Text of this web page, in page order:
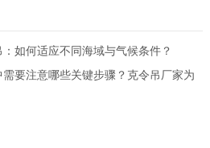
如何适应不同海域与气候条件？
要注意哪些关键步骤？克令吊厂家为